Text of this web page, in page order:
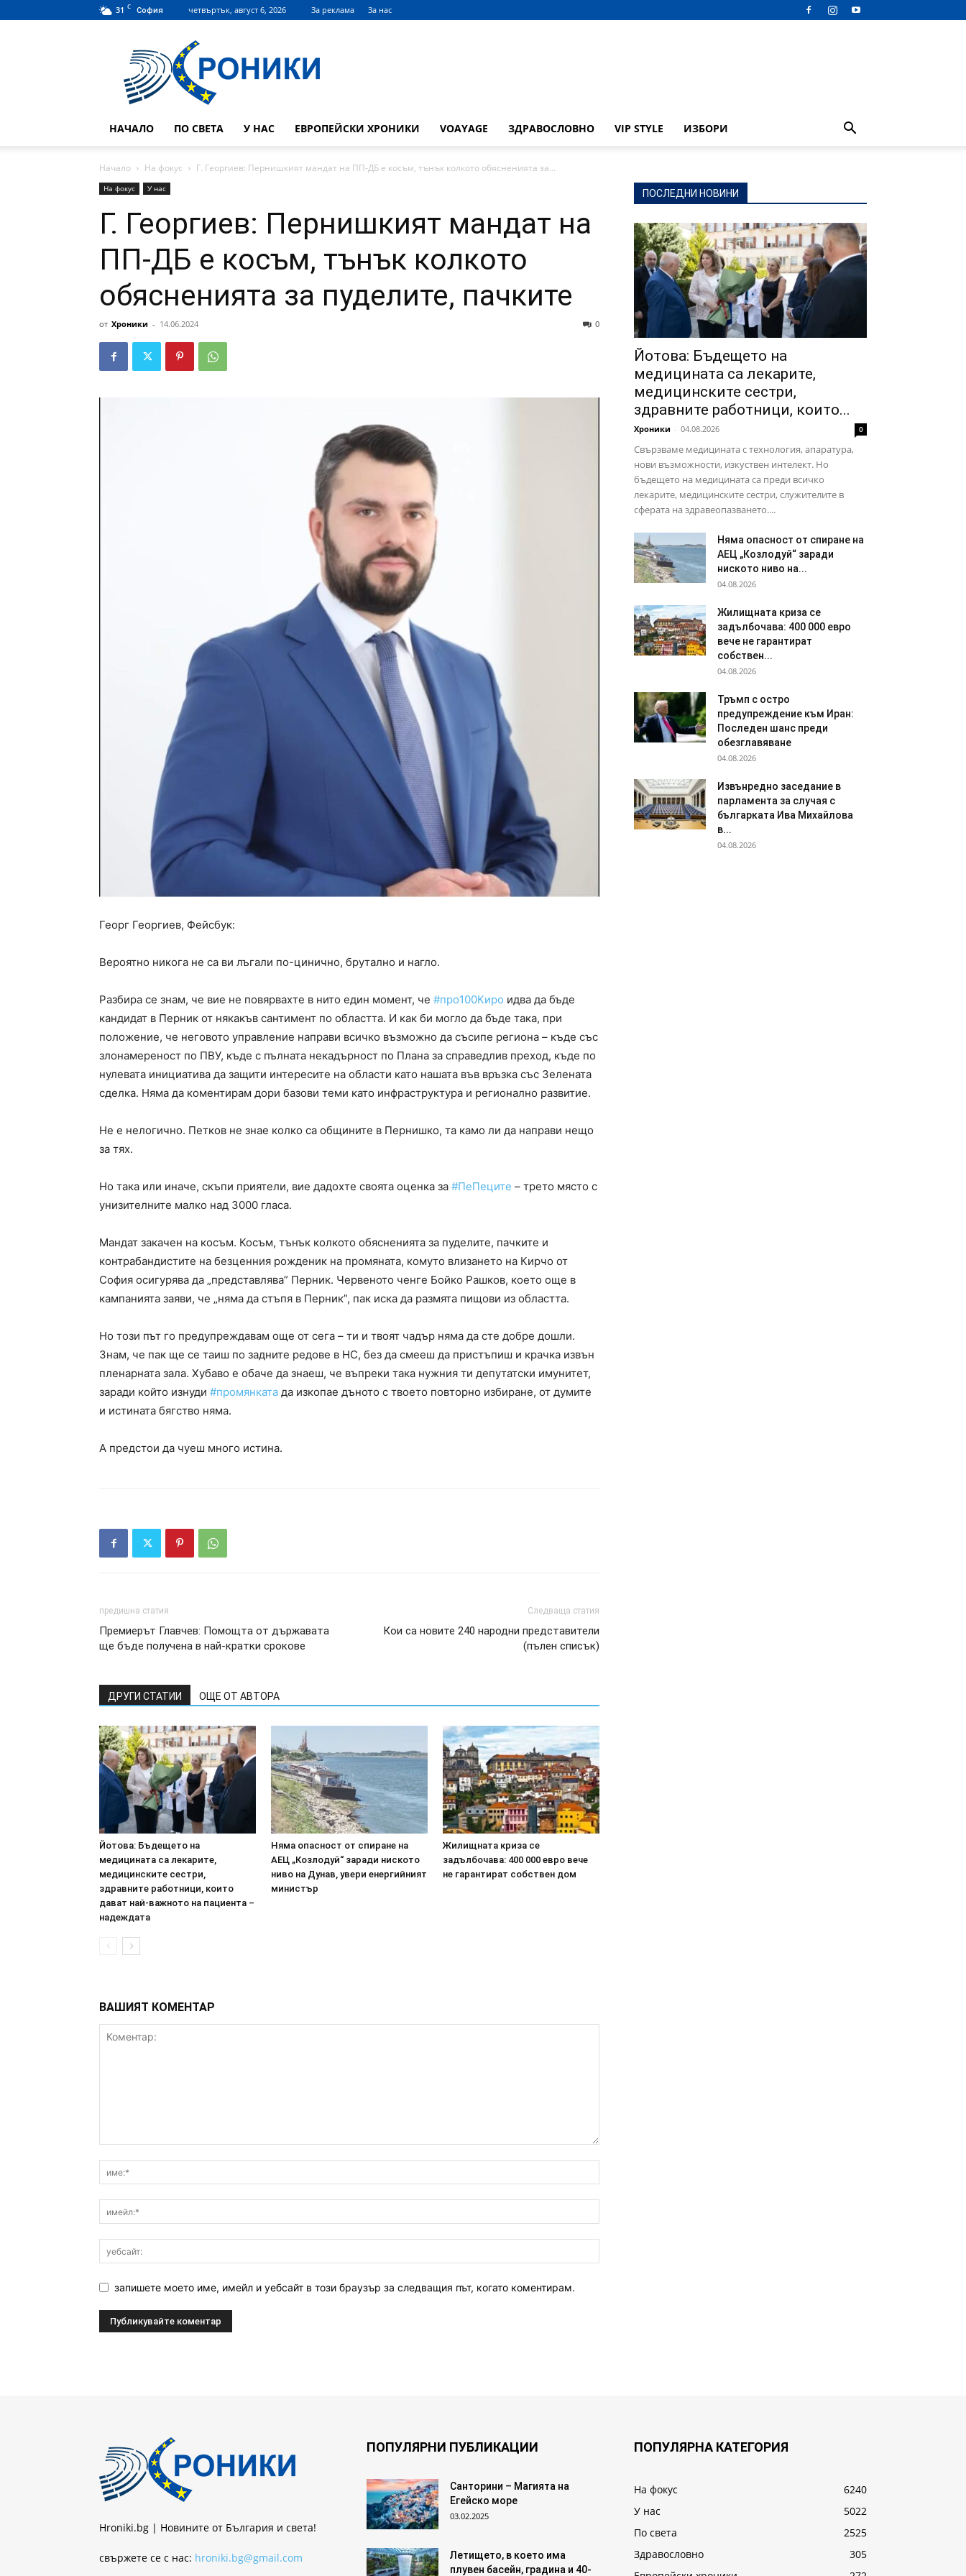
31 C София четвъртък, август 6, 2026 За реклама За нас
НАЧАЛО ПО СВЕТА У НАС ЕВРОПЕЙСКИ ХРОНИКИ VOAYAGE ЗДРАВОСЛОВНО VIP STYLE ИЗБОРИ
Начало На фокус Г. Георгиев: Пернишкият мандат на ПП-ДБ е косъм, тънък колкото обясненията за...
На фокус У нас
Г. Георгиев: Пернишкият мандат на
ПП-ДБ е косъм, тънък колкото
обясненията за пуделите, пачките
от Хроники - 14.06.2024 0
Георг Георгиев, Фейсбук:
Вероятно никога не са ви лъгали по-цинично, брутално и нагло.
Разбира се знам, че вие не повярвахте в нито един момент, че #про100Киро идва да бъде
кандидат в Перник от някакъв сантимент по областта. И как би могло да бъде така, при
положение, че неговото управление направи всичко възможно да съсипе региона – къде със
злонамереност по ПВУ, къде с пълната некадърност по Плана за справедлив преход, къде по
нулевата инициатива да защити интересите на области като нашата във връзка със Зелената
сделка. Няма да коментирам дори базови теми като инфраструктура и регионално развитие.
Не е нелогично. Петков не знае колко са общините в Пернишко, та камо ли да направи нещо
за тях.
Но така или иначе, скъпи приятели, вие дадохте своята оценка за #ПеПеците – трето място с
унизителните малко над 3000 гласа.
Мандат закачен на косъм. Косъм, тънък колкото обясненията за пуделите, пачките и
контрабандистите на безценния рожденик на промяната, комуто влизането на Кирчо от
София осигурява да „представлява” Перник. Червеното ченге Бойко Рашков, което още в
кампанията заяви, че „няма да стъпя в Перник”, пак иска да размята пищови из областта.
Но този път го предупреждавам още от сега – ти и твоят чадър няма да сте добре дошли.
Знам, че пак ще се таиш по задните редове в НС, без да смееш да пристъпиш и крачка извън
пленарната зала. Хубаво е обаче да знаеш, че въпреки така нужния ти депутатски имунитет,
заради който изнуди #промянката да изкопае дъното с твоето повторно избиране, от думите
и истината бягство няма.
А предстои да чуеш много истина.
предишна статия
Премиерът Главчев: Помощта от държавата
ще бъде получена в най-кратки срокове
Следваща статия
Кои са новите 240 народни представители
(пълен списък)
ДРУГИ СТАТИИ ОЩЕ ОТ АВТОРА
Йотова: Бъдещето на
медицината са лекарите,
медицинските сестри,
здравните работници, които
дават най-важното на пациента –
надеждата
Няма опасност от спиране на
АЕЦ „Козлодуй“ заради ниското
ниво на Дунав, увери енергийният
министър
Жилищната криза се
задълбочава: 400 000 евро вече
не гарантират собствен дом
ВАШИЯТ КОМЕНТАР
запишете моето име, имейл и уебсайт в този браузър за следващия път, когато коментирам.
ПОСЛЕДНИ НОВИНИ
Йотова: Бъдещето на
медицината са лекарите,
медицинските сестри,
здравните работници, които...
Хроники - 04.08.2026 0
Свързваме медицината с технология, апаратура,
нови възможности, изкуствен интелект. Но
бъдещето на медицината са преди всичко
лекарите, медицинските сестри, служителите в
сферата на здравеопазването....
Няма опасност от спиране на
АЕЦ „Козлодуй“ заради
ниското ниво на...
04.08.2026
Жилищната криза се
задълбочава: 400 000 евро
вече не гарантират
собствен...
04.08.2026
Тръмп с остро
предупреждение към Иран:
Последен шанс преди
обезглавяване
04.08.2026
Извънредно заседание в
парламента за случая с
българката Ива Михайлова
в...
04.08.2026
Hroniki.bg | Новините от България и света!
свържете се с нас: hroniki.bg@gmail.com
ПОПУЛЯРНИ ПУБЛИКАЦИИ
Санторини – Магията на
Егейско море
03.02.2025
Летището, в което има
плувен басейн, градина и 40-
ПОПУЛЯРНА КАТЕГОРИЯ
На фокус
6240
У нас
5022
По света
2525
Здравословно
305